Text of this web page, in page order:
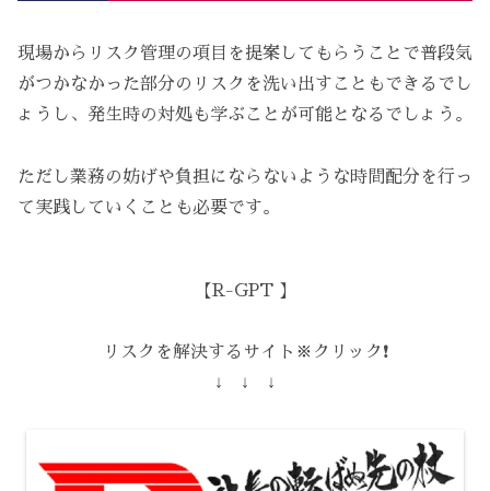
現場からリスク管理の項目を提案してもらうことで普段気
がつかなかった部分のリスクを洗い出すこともできるでし
ょうし、発生時の対処も学ぶことが可能となるでしょう。
ただし業務の妨げや負担にならないような時間配分を行っ
て実践していくことも必要です。
【R-GPT 】
リスクを解決するサイト※クリック❗️
↓ ↓ ↓